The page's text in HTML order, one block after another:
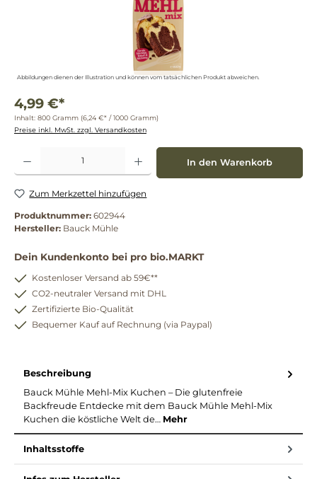
Abbildungen dienen der Illustration und können vom tatsächlichen Produkt abweichen.
4,99 €*
Inhalt: 800 Gramm (6,24 €* / 1000 Gramm)
Preise inkl. MwSt. zzgl. Versandkosten
Produkt Anzahl: Gib den gewünschten Wert ein oder benutze die Schaltflächen um
In den Warenkorb
Zum Merkzettel hinzufügen
Produktnummer: 602944
Hersteller: Bauck Mühle
Dein Kundenkonto bei pro bio.MARKT
Kostenloser Versand ab 59€**
CO2-neutraler Versand mit DHL
Zertifizierte Bio-Qualität
Bequemer Kauf auf Rechnung (via Paypal)
Beschreibung
Bauck Mühle Mehl-Mix Kuchen – Die glutenfreie
Backfreude Entdecke mit dem Bauck Mühle Mehl-Mix
Kuchen die köstliche Welt de… Mehr
Inhaltsstoffe